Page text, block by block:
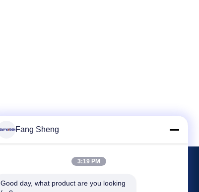
Meminta Kutipan
Fang Sheng
3:19 PM
Good day, what product are you looking